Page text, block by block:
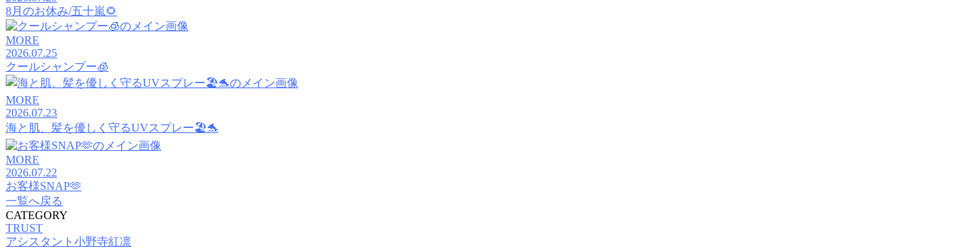
8月のお休み/五十嵐🌻
MORE
2026.07.25
クールシャンプー🧊
MORE
2026.07.23
海と肌、髪を優しく守るUVスプレー🏖️🐬
MORE
2026.07.22
お客様SNAP🫶
一覧へ戻る
CATEGORY
TRUST
アシスタント小野寺紅凛